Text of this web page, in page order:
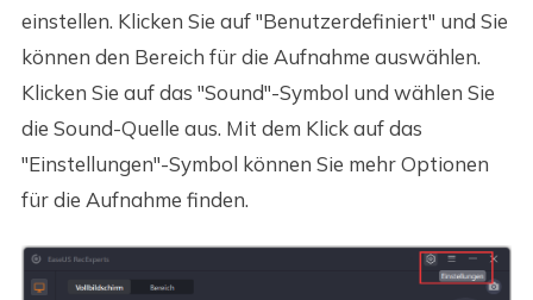
einstellen. Klicken Sie auf "Benutzerdefiniert" und Sie
können den Bereich für die Aufnahme auswählen.
Klicken Sie auf das "Sound"-Symbol und wählen Sie
die Sound-Quelle aus. Mit dem Klick auf das
"Einstellungen"-Symbol können Sie mehr Optionen
für die Aufnahme finden.